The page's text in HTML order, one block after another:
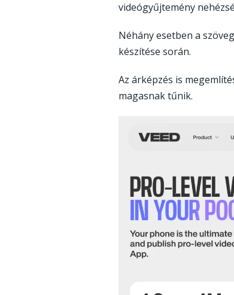
videógyűjtemény
Néhány esetben a
készítése során.
Az árképzés is
magasnak tűnik.